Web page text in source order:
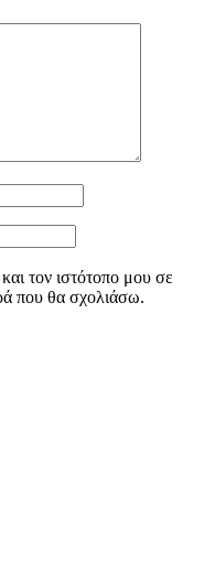
τον ιστότοπο μου σε
που θα σχολιάσω.